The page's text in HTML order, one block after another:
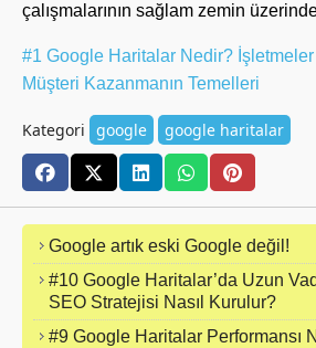
çalışmalarının sağlam zemin
#1 Google Haritalar Nedir?
Müşteri Kazanmanın Temelleri
Kategori google google haritalar
Google artık eski Google değil!
#10 Google Haritalar’da Uzun
SEO Stratejisi Nasıl Kurulur?
#9 Google Haritalar Performansı